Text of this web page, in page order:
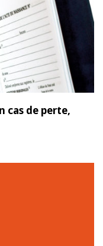
cas de perte,